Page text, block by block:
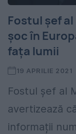
Fostul șef
șoc în
fața lumii
19 APRILIE 2021
Fostul șef al
avertizează
informații